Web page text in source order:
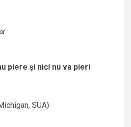
piere şi nici nu va pieri
SUA)